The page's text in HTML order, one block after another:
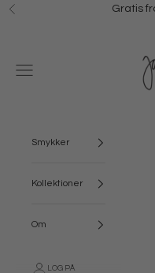
Spring til indhold
Forrige Gratis
Menu
Smykker
Kollektioner
Om
LOG PÅ